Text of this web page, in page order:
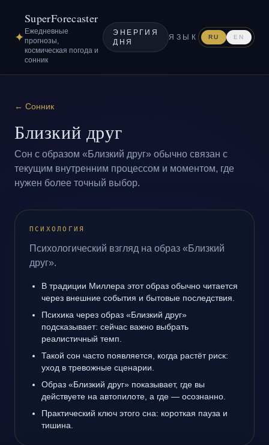
✦
SuperForecaster
Ежедневные
прогнозы,
космическая погода и
сонник
ЭНЕРГИЯ
ДНЯ
ЯЗЫК RU EN
← Сонник
Близкий друг
Сон с образом «Близкий друг» обычно связан с
текущим внутренним процессом и моментом, где
нужен более точный выбор.
ПСИХОЛОГИЯ
Психологический взгляд на образ «Близкий
друг».
В традиции Миллера этот образ обычно читается
через внешние события и бытовые последствия.
Психика через образ «Близкий друг»
подсказывает: сейчас важно выбрать
реалистичный темп.
Такой сон часто появляется, когда растёт риск:
уход в тревожные сценарии.
Образ «Близкий друг» показывает, где вы
действуете на автопилоте, а где — осознанно.
Практический ключ этого сна: короткая пауза и
тишина.